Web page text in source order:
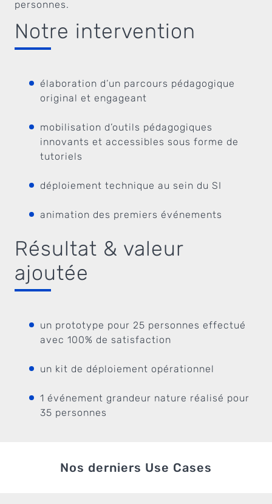
personnes.
Notre intervention
élaboration d’un parcours pédagogique
original et engageant
mobilisation d’outils pédagogiques
innovants et accessibles sous forme de
tutoriels
déploiement technique au sein du SI
animation des premiers événements
Résultat & valeur
ajoutée
un prototype pour 25 personnes effectué
avec 100% de satisfaction
un kit de déploiement opérationnel
1 événement grandeur nature réalisé pour
35 personnes
Nos derniers Use Cases